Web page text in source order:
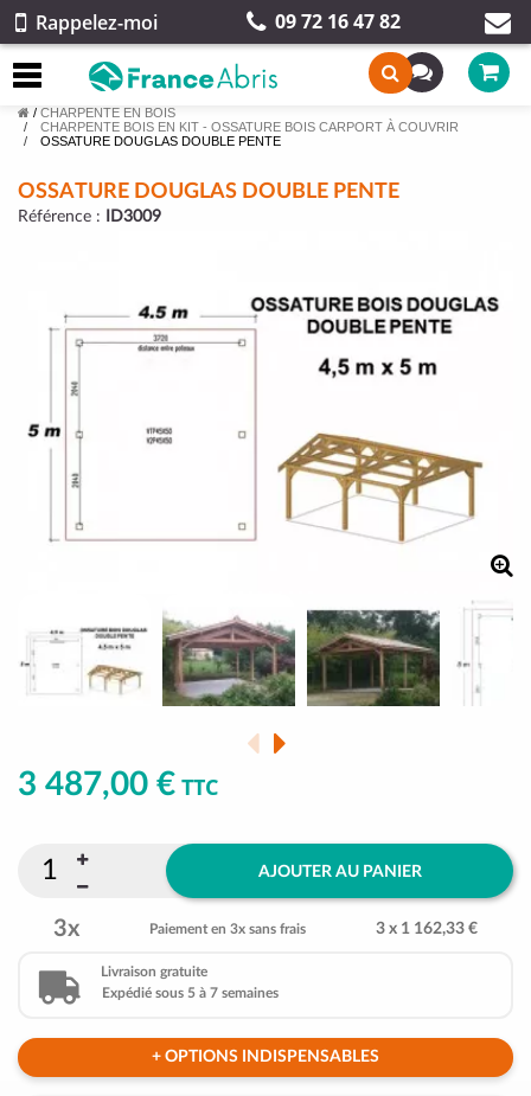
Rappelez-moi 09 72 16 47 82
/ CHARPENTE EN BOIS
CHARPENTE BOIS EN KIT - OSSATURE BOIS CARPORT À COUVRIR
OSSATURE DOUGLAS DOUBLE PENTE
OSSATURE DOUGLAS DOUBLE PENTE
Référence : ID3009
3 487,00 € TTC
AJOUTER AU PANIER
3x Paiement en 3x sans frais 3 x 1 162,33 €
Livraison gratuite
Expédié sous 5 à 7 semaines
+ OPTIONS INDISPENSABLES